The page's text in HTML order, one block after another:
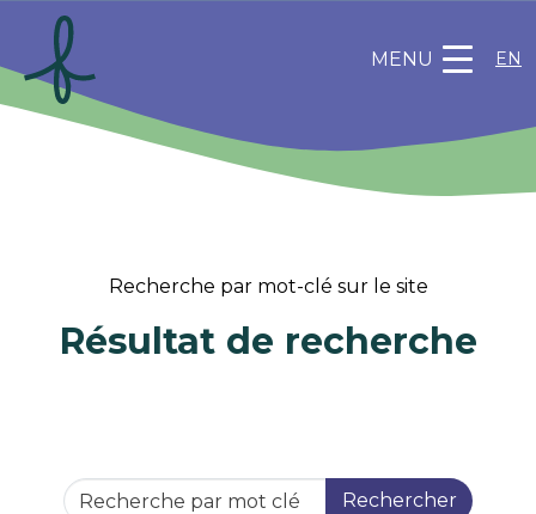
MENU EN
Recherche par mot-clé sur le site
Résultat de recherche
Rechercher